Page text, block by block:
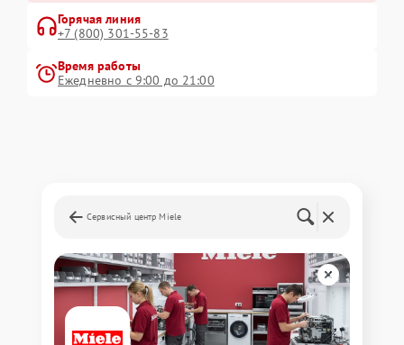
Горячая линия
+7 (800) 301-55-83
Время работы
Ежедневно с 9:00 до 21:00
Сервисный центр Miele